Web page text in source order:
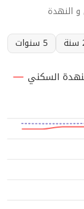
5 سنوات
السكني